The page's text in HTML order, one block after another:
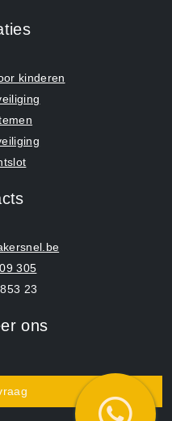
kinderen
305
23
ons